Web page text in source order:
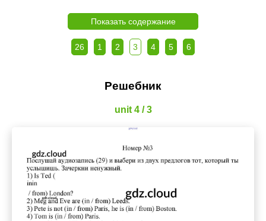
Показать содержание
26 1 2 3 4 5 6
Решебник
unit 4 / 3